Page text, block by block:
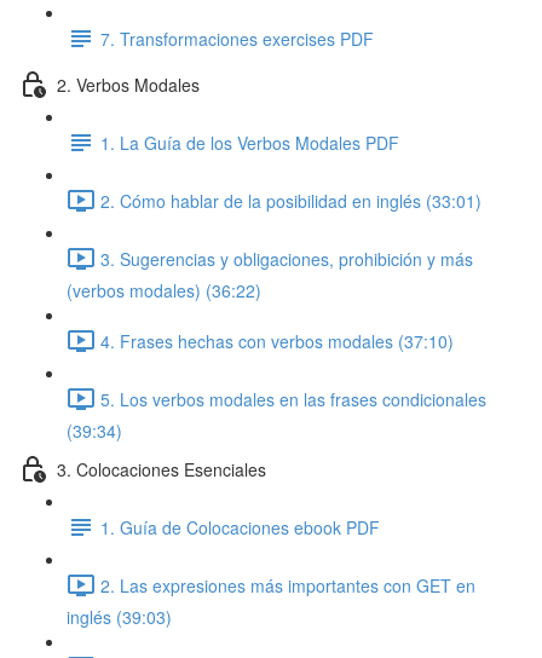
7. Transformaciones exercises PDF
2. Verbos Modales
1. La Guía de los Verbos Modales PDF
2. Cómo hablar de la posibilidad en inglés (33:01)
3. Sugerencias y obligaciones, prohibición y más
(verbos modales) (36:22)
4. Frases hechas con verbos modales (37:10)
5. Los verbos modales en las frases condicionales
(39:34)
3. Colocaciones Esenciales
1. Guía de Colocaciones ebook PDF
2. Las expresiones más importantes con GET en
inglés (39:03)